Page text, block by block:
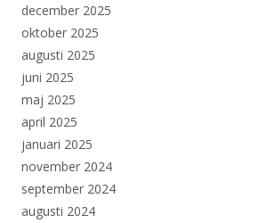
december 2025
oktober 2025
augusti 2025
juni 2025
maj 2025
april 2025
januari 2025
november 2024
september 2024
augusti 2024